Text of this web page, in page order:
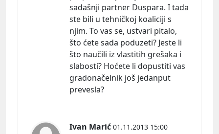
sadašnji partner Duspara. I tada
ste bili u tehničkoj koaliciji s
njim. To vas se, ustvari pitalo,
što ćete sada poduzeti? Jeste li
što naučili iz vlastitih grešaka i
slabosti? Hoćete li dopustiti vas
gradonačelnik još jedanput
prevesla?
Ivan Marić 01.11.2013 15:00